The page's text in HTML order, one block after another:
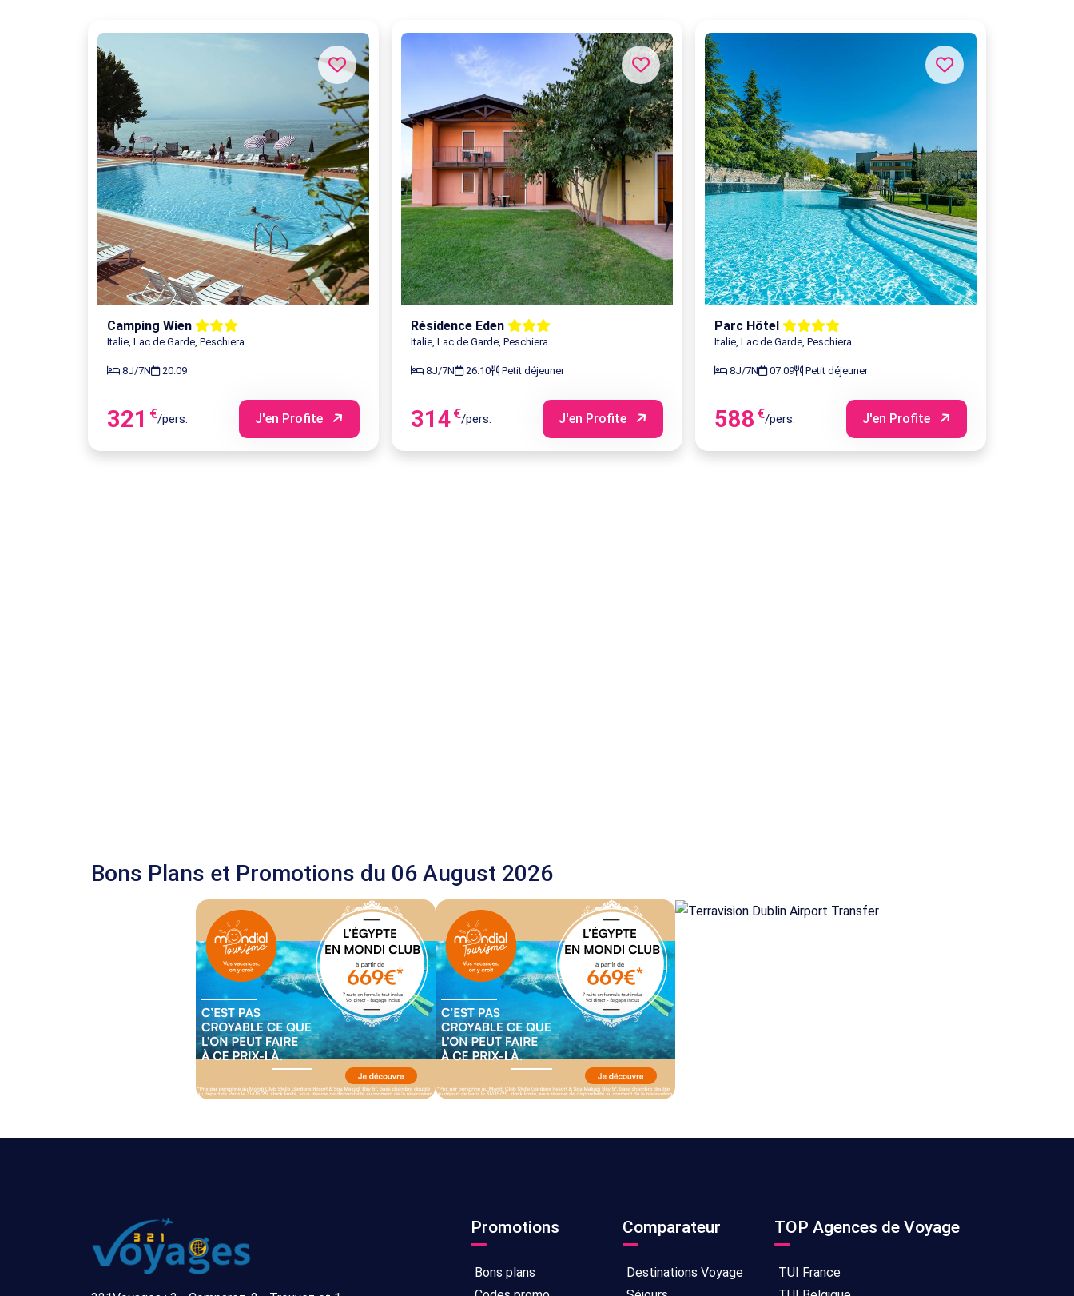
Camping Wien
Italie, Lac de Garde, Peschiera
8J/7N 20.09
321 €/pers. J'en Profite
Résidence Eden
Italie, Lac de Garde, Peschiera
8J/7N 26.10 Petit déjeuner
314 €/pers. J'en Profite
Parc Hôtel
Italie, Lac de Garde, Peschiera
8J/7N 07.09 Petit déjeuner
588 €/pers. J'en Profite
Bons Plans et Promotions du 06 August 2026
Promotions
Bons plans
Comparateur
Destinations Voyage
TOP Agences de Voyage
TUI France